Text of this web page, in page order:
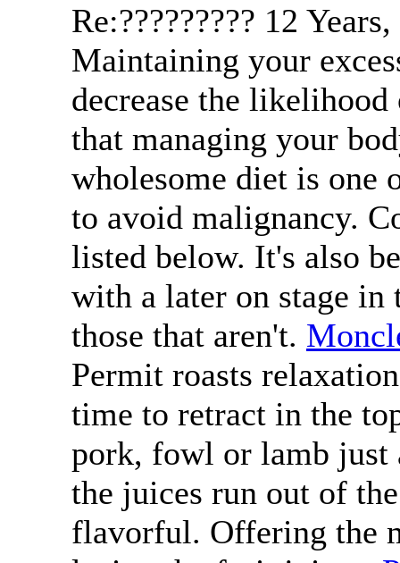
Re:????????? 12
Maintaining your
decrease the
that managing your
wholesome diet is one
to avoid malignancy.
listed below. It's also
with a later on stage in
those that aren't.
Permit roasts
time to retract in the
pork, fowl or lamb just
the juices run out of
flavorful. Offering the